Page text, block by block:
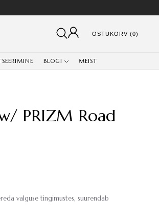
OSTUKORV (0)
BLOGI MEIST
PRIZM Road
valguse tingimustes, suurendab